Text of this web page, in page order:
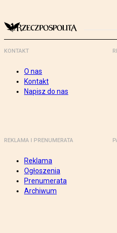
KONTAKT
O nas
Kontakt
Napisz do nas
REKLAMA I PRENUMERATA
Reklama
Ogłoszenia
Prenumerata
Archiwum